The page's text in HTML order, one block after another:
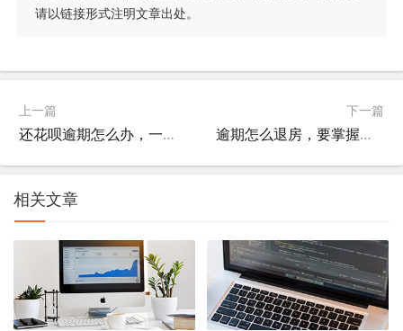
请以链接形式注明文章出处。
上一篇
还花呗逾期怎么办，一起看看专业解读!
下一篇
逾期怎么退房，要掌握这几点很重要！
相关文章